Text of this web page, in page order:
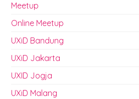
Meetup
Online Meetup
UXiD Bandung
UXiD Jakarta
UXID Jogja
UXiD Malang